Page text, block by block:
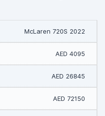
McLaren 720S 2022
AED 4095
AED 26845
AED 72150